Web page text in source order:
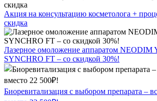
Акция на консультацию косметолога +
скидка
Лазерное омоложение аппаратом NEODIM
SYNCHRO FT – со скидкой 30%!
Биоревитализация с выбором препарата –